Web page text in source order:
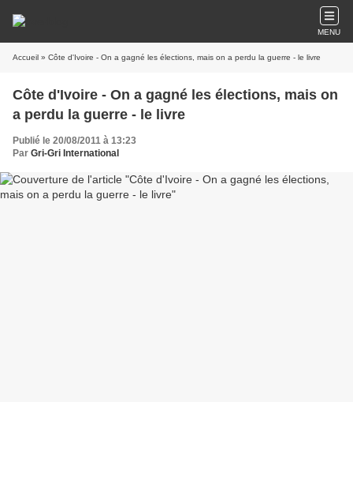
MENU
Accueil » Côte d'Ivoire - On a gagné les élections, mais on a perdu la guerre - le livre
Côte d'Ivoire - On a gagné les élections, mais on
a perdu la guerre - le livre
Publié le 20/08/2011 à 13:23
Par Gri-Gri International